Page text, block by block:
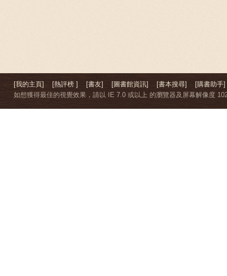
[我的主頁] [熱評榜 ] [書友] [圖書館資訊] [書本搜尋]
[購書助手]
如想獲得最佳的視覺效果，請以 IE 7.0 或以上 的瀏覽器及屏幕解像度